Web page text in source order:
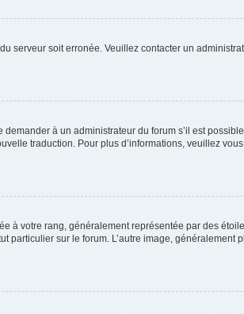
serveur soit erronée. Veuillez contacter un
à un administrateur du forum s’il est
traduction. Pour plus d’informations, veuillez
à votre rang, généralement représentée par des
sur le forum. L’autre image, généralement